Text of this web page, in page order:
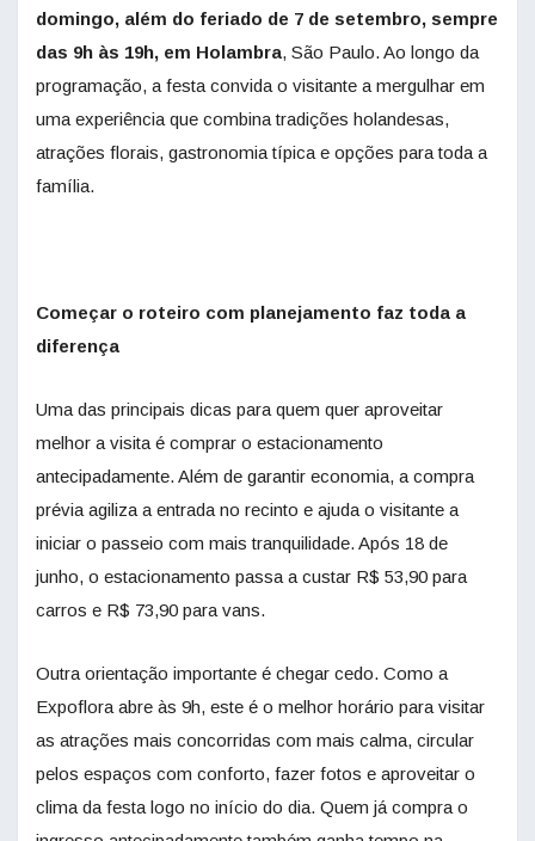
domingo, além do feriado de 7 de setembro, sempre
das 9h às 19h, em Holambra, São Paulo. Ao longo da
programação, a festa convida o visitante a mergulhar em
uma experiência que combina tradições holandesas,
atrações florais, gastronomia típica e opções para toda a
família.
Começar o roteiro com planejamento faz toda a
diferença
Uma das principais dicas para quem quer aproveitar
melhor a visita é comprar o estacionamento
antecipadamente. Além de garantir economia, a compra
prévia agiliza a entrada no recinto e ajuda o visitante a
iniciar o passeio com mais tranquilidade. Após 18 de
junho, o estacionamento passa a custar R$ 53,90 para
carros e R$ 73,90 para vans.
Outra orientação importante é chegar cedo. Como a
Expoflora abre às 9h, este é o melhor horário para visitar
as atrações mais concorridas com mais calma, circular
pelos espaços com conforto, fazer fotos e aproveitar o
clima da festa logo no início do dia. Quem já compra o